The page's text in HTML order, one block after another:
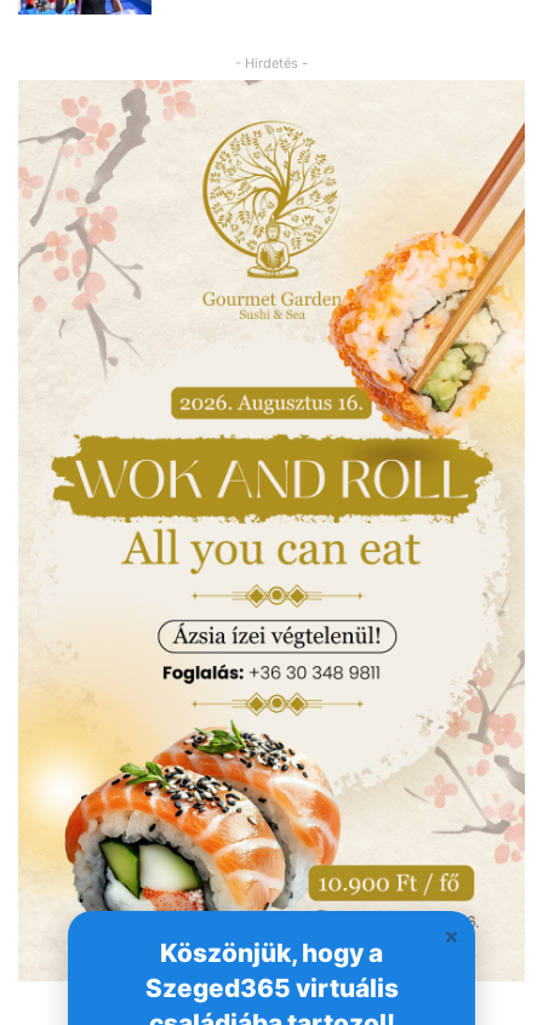
Köszönjük, hogy a
Szeged365 virtuális
- Hirdetés -